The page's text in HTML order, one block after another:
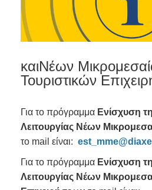
καιΝέων
Τουριστικών
Για το πρόγραμμα Ενίσχυση
Λειτουργίας Νέων
το mail είναι:
Για το πρόγραμμα Ενίσχυση
Λειτουργίας Νέων